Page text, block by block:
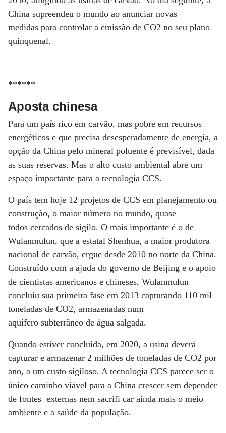
China supreendeu o mundo ao anunciar novas
medidas para controlar a emissão de CO2 no seu plano
quinquenal.
******
Aposta chinesa
Para um país rico em carvão, mas pobre em recursos
energéticos e que precisa desesperadamente de energia, a
opção da China pelo mineral poluente é previsível, dada
as suas reservas. Mas o alto custo ambiental abre um
espaço importante para a tecnologia CCS.
O país tem hoje 12 projetos de CCS em planejamento ou
construção, o maior número no mundo, quase
todos cercados de sigilo. O mais importante é o de
Wulanmulun, que a estatal Shenhua, a maior produtora
nacional de carvão, ergue desde 2010 no norte da China.
Construído com a ajuda do governo de Beijing e o apoio
de cientistas americanos e chineses, Wulanmulun
concluiu sua primeira fase em 2013 capturando 110 mil
toneladas de CO2, armazenadas num
aquífero subterrâneo de água salgada.
Quando estiver concluída, em 2020, a usina deverá
capturar e armazenar 2 milhões de toneladas de CO2 por
ano, a um custo sigiloso. A tecnologia CCS parece ser o
único caminho viável para a China crescer sem depender
de fontes externas nem sacrifi car ainda mais o meio
ambiente e a saúde da população.